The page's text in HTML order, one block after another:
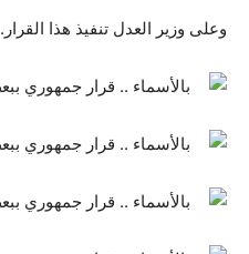
وعلى وزير العدل تنفيذ هذا القرار.